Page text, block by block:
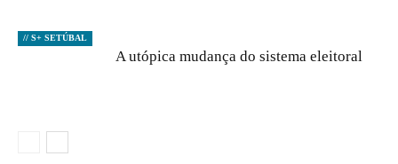
// S+ SETÚBAL
A utópica mudança do sistema eleitoral